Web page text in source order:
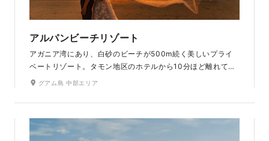
アルパンビーチリゾート
アガニア湾にあり、白砂のビーチが500m続く美しいプライ
ベートリゾート。タモン地区のホテルから10分ほど離れてい
るため、ローカル感も強く、ゆっくりとお二人の時間を過ご
間によって変化するロマンチックな写真が残せます。
グアム島 中部エリア